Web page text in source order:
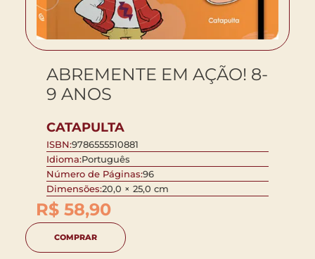
ABREMENTE EM AÇÃO! 8-
9 ANOS
CATAPULTA
ISBN:9786555510881
Idioma:Português
Número de Páginas:96
Dimensões:20,0 × 25,0 cm
R$ 58,90
COMPRAR